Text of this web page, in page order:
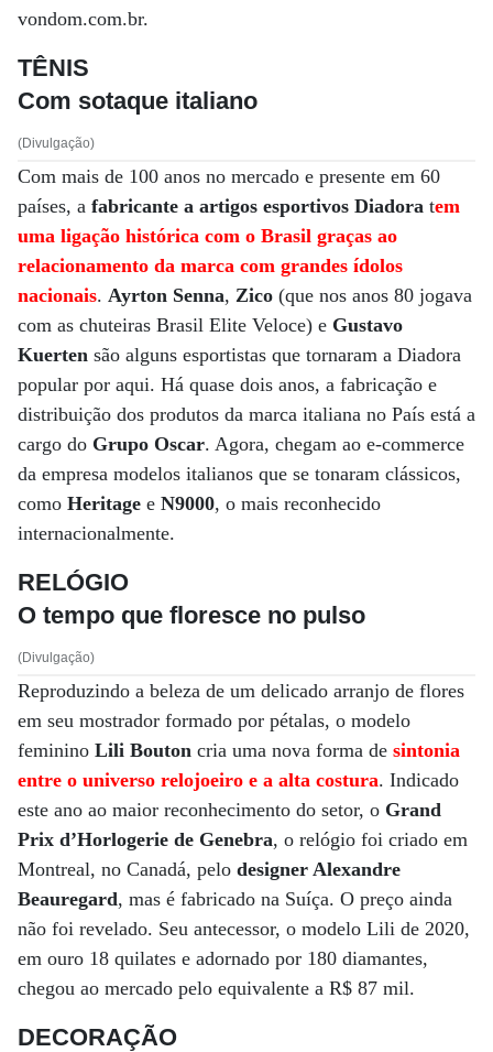
vondom.com.br.
TÊNIS
Com sotaque italiano
(Divulgação)
Com mais de 100 anos no mercado e presente em 60
países, a fabricante a artigos esportivos Diadora tem
uma ligação histórica com o Brasil graças ao
relacionamento da marca com grandes ídolos
nacionais. Ayrton Senna, Zico (que nos anos 80 jogava
com as chuteiras Brasil Elite Veloce) e Gustavo
Kuerten são alguns esportistas que tornaram a Diadora
popular por aqui. Há quase dois anos, a fabricação e
distribuição dos produtos da marca italiana no País está a
cargo do Grupo Oscar. Agora, chegam ao e-commerce
da empresa modelos italianos que se tonaram clássicos,
como Heritage e N9000, o mais reconhecido
internacionalmente.
RELÓGIO
O tempo que floresce no pulso
(Divulgação)
Reproduzindo a beleza de um delicado arranjo de flores
em seu mostrador formado por pétalas, o modelo
feminino Lili Bouton cria uma nova forma de sintonia
entre o universo relojoeiro e a alta costura. Indicado
este ano ao maior reconhecimento do setor, o Grand
Prix d’Horlogerie de Genebra, o relógio foi criado em
Montreal, no Canadá, pelo designer Alexandre
Beauregard, mas é fabricado na Suíça. O preço ainda
não foi revelado. Seu antecessor, o modelo Lili de 2020,
em ouro 18 quilates e adornado por 180 diamantes,
chegou ao mercado pelo equivalente a R$ 87 mil.
DECORAÇÃO